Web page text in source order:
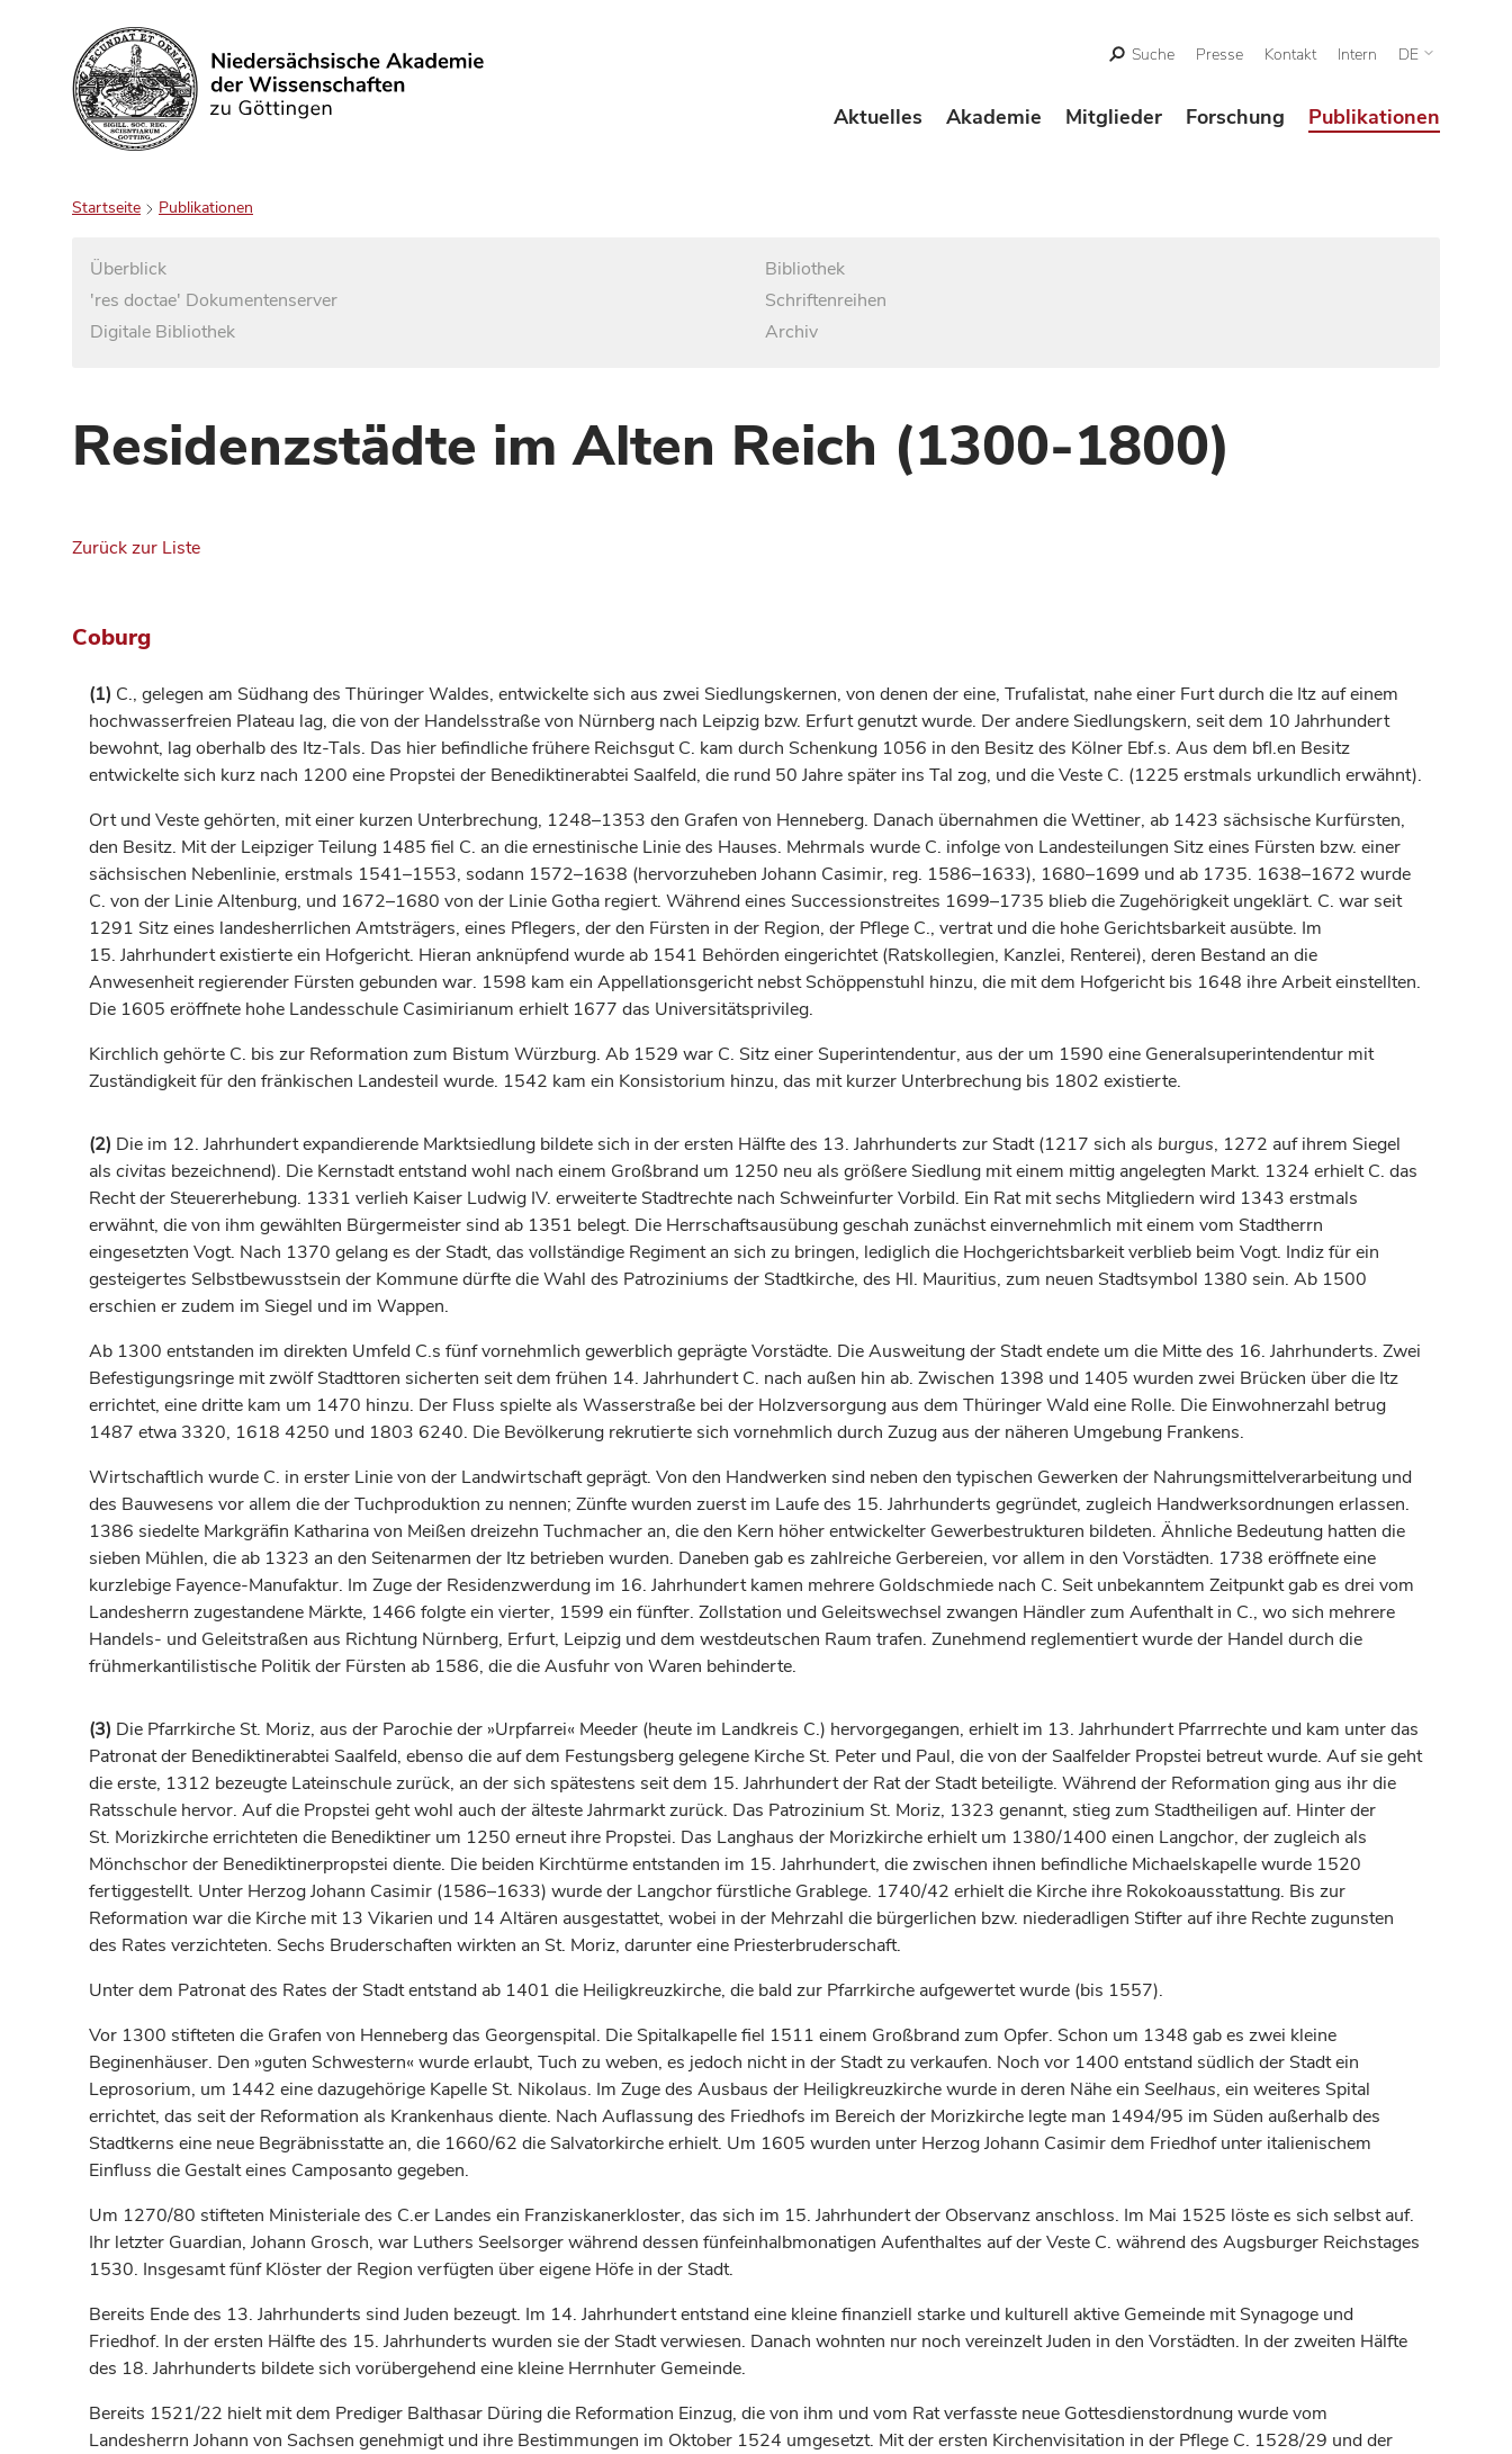
Suchen
Suche Presse Kontakt Intern DE
Aktuelles Akademie Mitglieder Forschung Publikationen
Startseite Publikationen
Überblick
'res doctae' Dokumentenserver
Digitale Bibliothek
Bibliothek
Schriftenreihen
Archiv
Residenzstädte im Alten Reich (1300-1800)
Zurück zur Liste
Coburg
(1) C., gelegen am Südhang des Thüringer Waldes, entwickelte sich aus zwei Siedlungskernen, von denen der eine, Trufalistat, nahe einer Furt durch die Itz auf einem
hochwasserfreien Plateau lag, die von der Handelsstraße von Nürnberg nach Leipzig bzw. Erfurt genutzt wurde. Der andere Siedlungskern, seit dem 10 Jahrhundert
bewohnt, lag oberhalb des Itz-Tals. Das hier befindliche frühere Reichsgut C. kam durch Schenkung 1056 in den Besitz des Kölner Ebf.s. Aus dem bfl.en Besitz
entwickelte sich kurz nach 1200 eine Propstei der Benediktinerabtei Saalfeld, die rund 50 Jahre später ins Tal zog, und die Veste C. (1225 erstmals urkundlich erwähnt).
Ort und Veste gehörten, mit einer kurzen Unterbrechung, 1248–1353 den Grafen von Henneberg. Danach übernahmen die Wettiner, ab 1423 sächsische Kurfürsten,
den Besitz. Mit der Leipziger Teilung 1485 fiel C. an die ernestinische Linie des Hauses. Mehrmals wurde C. infolge von Landesteilungen Sitz eines Fürsten bzw. einer
sächsischen Nebenlinie, erstmals 1541–1553, sodann 1572–1638 (hervorzuheben Johann Casimir, reg. 1586–1633), 1680–1699 und ab 1735. 1638–1672 wurde
C. von der LinieAltenburg, und 1672–1680 von der Linie Gotha regiert. Während eines Successionstreites 1699–1735 blieb die Zugehörigkeit ungeklärt. C. war seit
1291 Sitz eines landesherrlichen Amtsträgers, eines Pflegers, der den Fürsten in der Region, der Pflege C., vertrat und die hohe Gerichtsbarkeit ausübte. Im
15. Jahrhundertexistierte ein Hofgericht. Hieran anknüpfend wurde ab 1541 Behörden eingerichtet (Ratskollegien, Kanzlei, Renterei), deren Bestand an die
Anwesenheit regierender Fürsten gebunden war. 1598 kam ein Appellationsgericht nebst Schöppenstuhl hinzu, die mit dem Hofgericht bis 1648 ihre Arbeit einstellten.
Die 1605 eröffnete hohe Landesschule Casimirianum erhielt 1677 das Universitätsprivileg.
Kirchlich gehörte C. bis zur Reformation zum Bistum Würzburg. Ab 1529 war C. Sitz einer Superintendentur, aus der um 1590 eine Generalsuperintendentur mit
Zuständigkeit für den fränkischen Landesteil wurde. 1542 kam ein Konsistorium hinzu, das mit kurzer Unterbrechung bis 1802 existierte.
(2) Die im 12. Jahrhundertexpandierende Marktsiedlung bildete sich in der ersten Hälfte des 13. Jahrhunderts zur Stadt (1217 sich als burgus, 1272 auf ihrem Siegel
als civitas bezeichnend). Die Kernstadt entstand wohl nach einem Großbrand um 1250 neu als größere Siedlung mit einem mittig angelegten Markt. 1324 erhielt C. das
Recht der Steuererhebung. 1331 verlieh Kaiser Ludwig IV. erweiterte Stadtrechte nach Schweinfurter Vorbild. Ein Rat mit sechs Mitgliedern wird 1343 erstmals
erwähnt, die von ihm gewählten Bürgermeister sind ab 1351 belegt. Die Herrschaftsausübung geschah zunächst einvernehmlich mit einem vom Stadtherrn
eingesetzten Vogt. Nach 1370 gelang es der Stadt, das vollständige Regiment an sich zu bringen, lediglich die Hochgerichtsbarkeit verblieb beim Vogt. Indiz für ein
gesteigertes Selbstbewusstsein der Kommune dürfte die Wahl des Patroziniums der Stadtkirche, des Hl. Mauritius, zum neuen Stadtsymbol 1380 sein. Ab 1500
erschien er zudem im Siegel und im Wappen.
Ab 1300 entstanden im direkten Umfeld C.s fünf vornehmlich gewerblich geprägte Vorstädte. Die Ausweitung der Stadt endete um die Mitte des 16. Jahrhunderts. Zwei
Befestigungsringe mit zwölf Stadttoren sicherten seit dem frühen 14. JahrhundertC. nach außen hin ab. Zwischen 1398 und 1405 wurden zwei Brücken über die Itz
errichtet, eine dritte kam um 1470 hinzu. Der Fluss spielte als Wasserstraße bei der Holzversorgung aus dem Thüringer Wald eine Rolle. Die Einwohnerzahl betrug
1487 etwa 3320, 1618 4250 und 1803 6240. Die Bevölkerung rekrutierte sich vornehmlich durch Zuzug aus der näheren Umgebung Frankens.
Wirtschaftlich wurde C. in erster Linie von der Landwirtschaft geprägt. Von den Handwerken sind neben den typischen Gewerken der Nahrungsmittelverarbeitung und
des Bauwesens vor allem die der Tuchproduktion zu nennen; Zünfte wurden zuerst im Laufe des 15. Jahrhunderts gegründet, zugleich Handwerksordnungen erlassen.
1386 siedelte Markgräfin Katharina von Meißen dreizehn Tuchmacher an, die den Kern höher entwickelter Gewerbestrukturen bildeten. Ähnliche Bedeutung hatten die
sieben Mühlen, die ab 1323 an den Seitenarmen der Itz betrieben wurden. Daneben gab es zahlreiche Gerbereien, vor allem in den Vorstädten. 1738 eröffnete eine
kurzlebige Fayence-Manufaktur. Im Zuge der Residenzwerdung im 16. Jahrhundertkamen mehrere Goldschmiede nach C. Seit unbekanntem Zeitpunkt gab es drei vom
Landesherrn zugestandene Märkte, 1466 folgte ein vierter, 1599 ein fünfter. Zollstation und Geleitswechsel zwangen Händler zum Aufenthalt in C., wo sich mehrere
Handels- und Geleitstraßen aus Richtung Nürnberg, Erfurt, Leipzig und dem westdeutschen Raum trafen. Zunehmend reglementiert wurde der Handel durch die
frühmerkantilistische Politik der Fürsten ab 1586, die die Ausfuhr von Waren behinderte.
(3) Die Pfarrkirche St. Moriz, aus der Parochie der »Urpfarrei« Meeder (heute im Landkreis C.) hervorgegangen, erhielt im 13. JahrhundertPfarrrechte und kam unter das
Patronat der Benediktinerabtei Saalfeld, ebenso die auf dem Festungsberg gelegene Kirche St. Peter und Paul, die von der Saalfelder Propstei betreut wurde. Auf sie geht
die erste, 1312 bezeugte Lateinschule zurück, an der sich spätestens seit dem 15. Jahrhundertder Rat der Stadt beteiligte. Während der Reformation ging aus ihr die
Ratsschule hervor. Auf die Propstei geht wohl auch der älteste Jahrmarkt zurück. Das Patrozinium St. Moriz, 1323 genannt, stieg zum Stadtheiligen auf. Hinter der
St. Morizkirche errichteten die Benediktiner um 1250 erneut ihre Propstei. Das Langhaus der Morizkirche erhielt um 1380/1400 einen Langchor, der zugleich als
Mönchschor der Benediktinerpropstei diente. Die beiden Kirchtürme entstanden im 15. Jahrhundert, die zwischen ihnen befindliche Michaelskapelle wurde 1520
fertiggestellt. Unter HerzogJohann Casimir (1586–1633) wurde der Langchor fürstliche Grablege. 1740/42 erhielt die Kirche ihre Rokokoausstattung. Bis zur
Reformation war die Kirche mit 13 Vikarien und 14 Altären ausgestattet, wobei in der Mehrzahl die bürgerlichen bzw. niederadligen Stifter auf ihre Rechte zugunsten
des Rates verzichteten. Sechs Bruderschaften wirkten an St. Moriz, darunter eine Priesterbruderschaft.
Unter dem Patronat des Rates der Stadt entstand ab 1401 die Heiligkreuzkirche, die bald zur Pfarrkirche aufgewertet wurde (bis 1557).
Vor 1300 stifteten die Grafen von Henneberg das Georgenspital. Die Spitalkapelle fiel 1511 einem Großbrand zum Opfer. Schon um 1348 gab es zwei kleine
Beginenhäuser. Den »guten Schwestern« wurde erlaubt, Tuch zu weben, es jedoch nicht in der Stadt zu verkaufen. Noch vor 1400 entstand südlich der Stadt ein
Leprosorium, um 1442 eine dazugehörige Kapelle St. Nikolaus. Im Zuge des Ausbaus der Heiligkreuzkirche wurde in deren Nähe ein Seelhaus, ein weiteres Spital
errichtet, das seit der Reformation als Krankenhaus diente. Nach Auflassung des Friedhofs im Bereich der Morizkirche legte man 1494/95 im Süden außerhalb des
Stadtkerns eine neue Begräbnisstatte an, die 1660/62 die Salvatorkirche erhielt. Um 1605 wurden unter HerzogJohann Casimir dem Friedhof unter italienischem
Einfluss die Gestalt eines Camposanto gegeben.
Um 1270/80 stifteten Ministeriale des C.er Landes ein Franziskanerkloster, das sich im 15. Jahrhundertder Observanz anschloss. Im Mai 1525 löste es sich selbst auf.
Ihr letzter Guardian, Johann Grosch, war Luthers Seelsorger während dessen fünfeinhalbmonatigen Aufenthaltes auf der Veste C. während des Augsburger Reichstages
1530. Insgesamt fünf Klöster der Region verfügten über eigene Höfe in der Stadt.
Bereits Ende des 13. Jahrhunderts sind Juden bezeugt. Im 14. Jahrhundertentstand eine kleine finanziell starke und kulturell aktive Gemeinde mit Synagoge und
Friedhof. In der ersten Hälfte des 15. Jahrhunderts wurden sie der Stadt verwiesen. Danach wohnten nur noch vereinzelt Juden in den Vorstädten. In der zweiten Hälfte
des 18. Jahrhunderts bildete sich vorübergehend eine kleine Herrnhuter Gemeinde.
Bereits 1521/22 hielt mit dem Prediger Balthasar Düring die Reformation Einzug, die von ihm und vom Rat verfasste neue Gottesdienstordnung wurde vom
Landesherrn Johann von Sachsen genehmigt und ihre Bestimmungen im Oktober 1524 umgesetzt. Mit der ersten Kirchenvisitation in der Pflege C. 1528/29 und der